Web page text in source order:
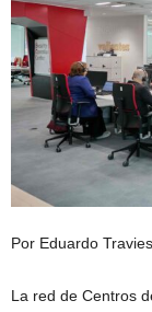
Por Eduardo
La red de Centros